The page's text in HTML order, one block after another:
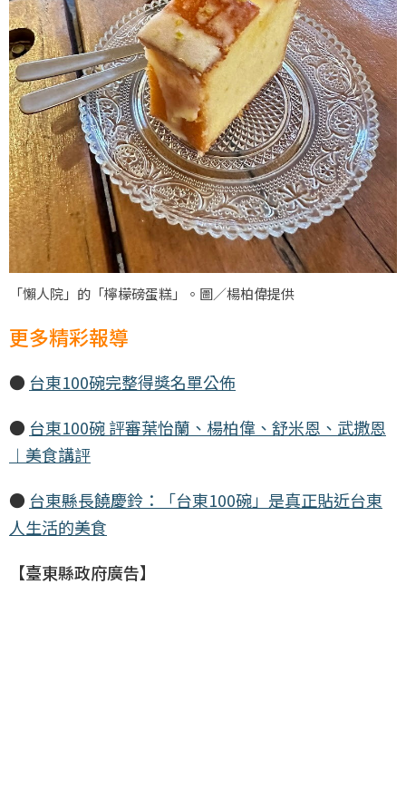
「懶人院」的「檸檬磅蛋糕」。圖／楊柏偉提供
更多精彩報導
● 台東100碗完整得獎名單公佈
● 台東100碗 評審葉怡蘭、楊柏偉、舒米恩、武撒恩
︱美食講評
● 台東縣長饒慶鈴：「台東100碗」是真正貼近台東
人生活的美食
【臺東縣政府廣告】